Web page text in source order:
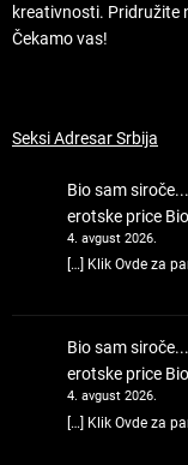
kreativnosti. Pridružite
Čekamo vas!
Seksi Adresar Srbija
Bio sam
erotske price
4. avgust 2026.
[…] Klik Ovde za
Bio sam
erotske price
4. avgust 2026.
[…] Klik Ovde za